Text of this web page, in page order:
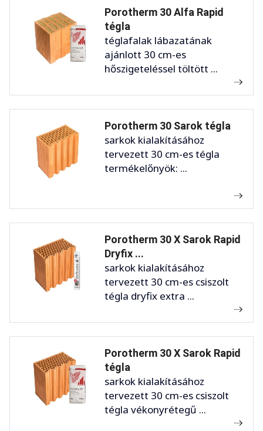
Porotherm 30 Alfa Rapid
tégla
téglafalak lábazatának
ajánlott 30 cm-es
hőszigeteléssel töltött ...
Porotherm 30 Sarok tégla
sarkok kialakításához
tervezett 30 cm-es tégla
termékelőnyök: ...
Porotherm 30 X Sarok Rapid
Dryfix ...
sarkok kialakításához
tervezett 30 cm-es csiszolt
tégla dryfix extra ...
Porotherm 30 X Sarok Rapid
tégla
sarkok kialakításához
tervezett 30 cm-es csiszolt
tégla vékonyrétegű ...